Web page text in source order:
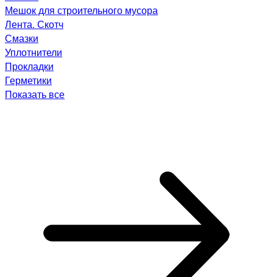
Мешок для строительного мусора
Лента. Скотч
Смазки
Уплотнители
Прокладки
Герметики
Показать все